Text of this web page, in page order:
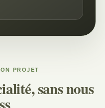
PROJET
sans nous